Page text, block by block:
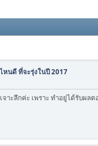
หนดี ที่จะรุ่งในปี 2017
จาะลึกค่ะ เพราะ ทำอยู่ได้รับผล